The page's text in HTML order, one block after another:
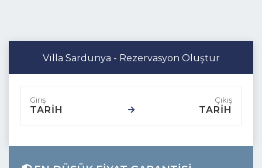
Villa Sardunya - Rezervasyon Oluştur
TARİH TARİH